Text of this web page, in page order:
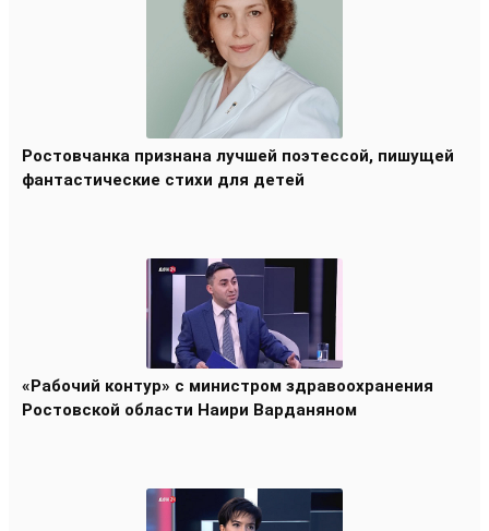
Ростовчанка признана лучшей поэтессой, пишущей
фантастические стихи для детей
«Рабочий контур» с министром здравоохранения
Ростовской области Наири Варданяном